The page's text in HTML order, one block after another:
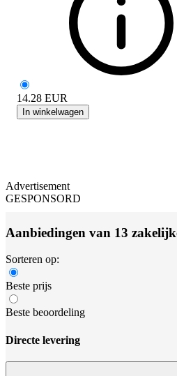
14.28 EUR
In winkelwagen
Advertisement
GESPONSORD
Aanbiedingen van 13
Sorteren op:
Beste prijs
Beste beoordeling
Directe levering